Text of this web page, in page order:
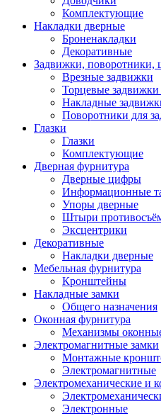
Комплектующие
Накладки дверные
Броненакладки
Декоративные
Задвижки, поворотники,
Врезные задвижки
Торцевые
Накладные
Поворотники для
Глазки
Глазки
Комплектующие
Дверная фурнитура
Дверные цифры
Информационные
Упоры дверные
Штыри
Эксцентрики
Декоративные
Накладки дверные
Мебельная фурнитура
Кронштейны
Накладные замки
Общего назначения
Оконная фурнитура
Механизмы
Электромагнитные замки
Монтажные
Электромагнитные
Электромеханические и
Электронные